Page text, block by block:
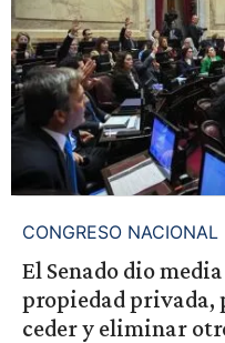
CONGRESO NACIONAL
El Senado dio
propiedad privada,
ceder y eliminar